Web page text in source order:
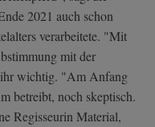
2021 auch schon
verarbeitete. "Mit
mit der
ihr wichtig. "Am Anfang
betreibt, noch skeptisch.
Regisseurin Material,